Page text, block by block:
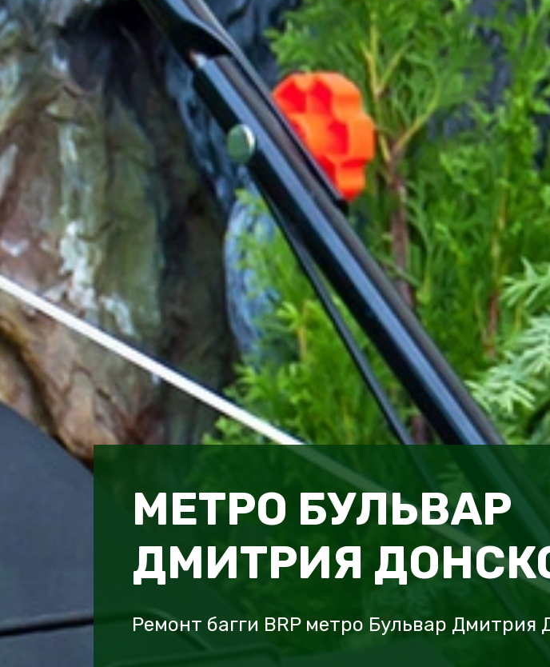
МЕТРО БУЛЬВАР
ДМИТРИЯ
Ремонт багги BRP метро Бульвар Дмитрия